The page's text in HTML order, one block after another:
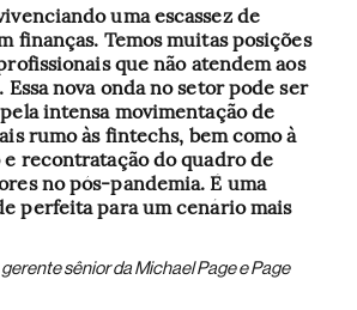
uma escassez de
finanças. Temos muitas posições
que não atendem aos
nova onda no setor pode ser
intensa movimentação de
rumo às fintechs, bem como à
e recontratação do quadro de
no pós-pandemia. É uma
perfeita para um cenário mais
sênior da Michael Page e Page